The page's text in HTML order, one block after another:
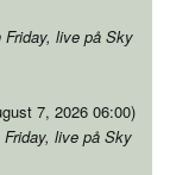
, live på Sky
7, 2026 06:00)
, live på Sky